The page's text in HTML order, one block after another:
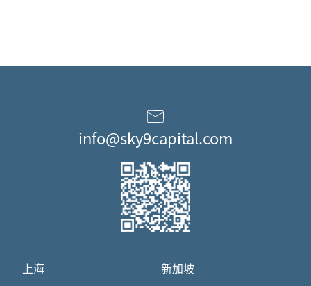
info@sky9capital.com
上海
新加坡